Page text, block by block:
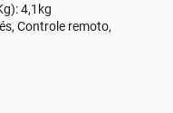
4,1kg
Controle remoto,